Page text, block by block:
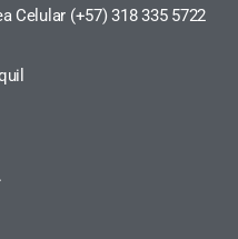
Celular (+57) 318 335 5722